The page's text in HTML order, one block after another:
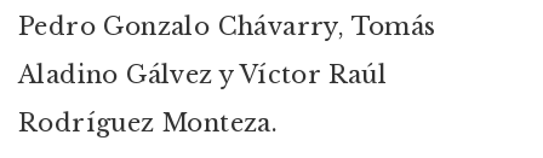
Pedro Gonzalo Chávarry, Tomás
Aladino Gálvez y Víctor Raúl
Rodríguez Monteza.